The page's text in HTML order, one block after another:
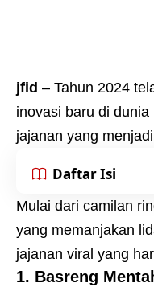
jfid – Tahun 2024
inovasi baru di
jajanan yang
Daftar Isi
Mulai dari camilan
yang memanjakan
jajanan viral yang
1. Basreng